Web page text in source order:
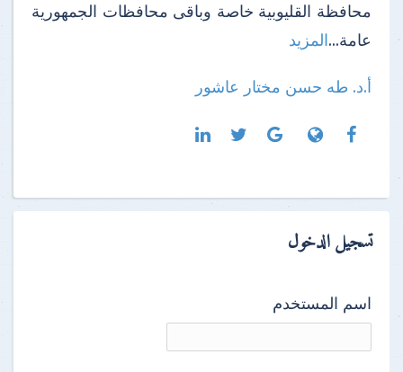
محافظة القليوبية خاصة وباقى محافظات الجمهورية
عامة...المزيد
أ.د. طه حسن مختار عاشور
تسجيل الدخول
اسم المستخدم